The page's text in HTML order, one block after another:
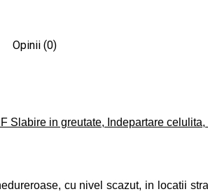
Opinii (0)
Slabire in greutate, Indepartare
cu nivel scazut, in locatii